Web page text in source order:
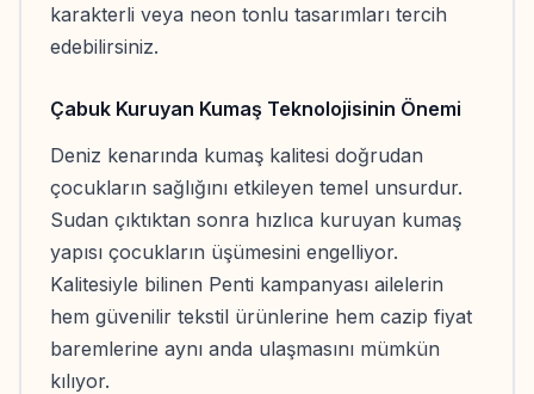
karakterli veya neon tonlu tasarımları tercih
edebilirsiniz.
Çabuk Kuruyan Kumaş Teknolojisinin Önemi
Deniz kenarında kumaş kalitesi doğrudan
çocukların sağlığını etkileyen temel unsurdur.
Sudan çıktıktan sonra hızlıca kuruyan kumaş
yapısı çocukların üşümesini engelliyor.
Kalitesiyle bilinen Penti kampanyası ailelerin
hem güvenilir tekstil ürünlerine hem cazip fiyat
baremlerine aynı anda ulaşmasını mümkün
kılıyor.